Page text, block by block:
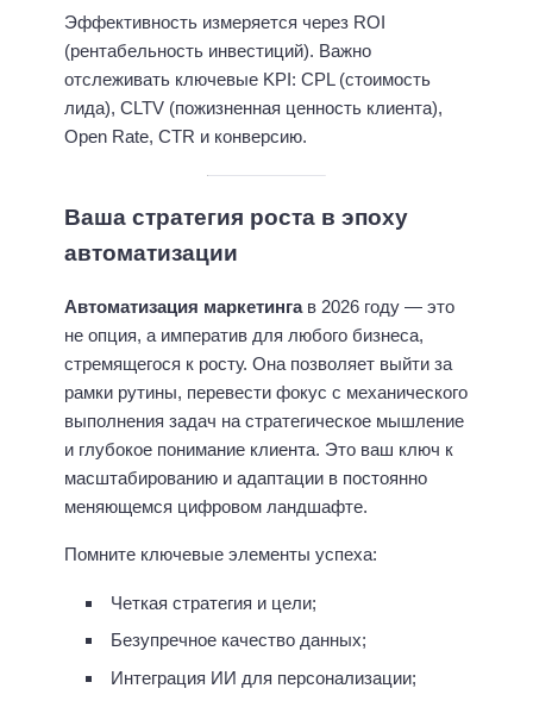
Эффективность измеряется через ROI
(рентабельность инвестиций). Важно
отслеживать ключевые KPI: CPL (стоимость
лида), CLTV (пожизненная ценность клиента),
Open Rate, CTR и конверсию.
Ваша стратегия роста в эпоху
автоматизации
Автоматизация маркетингав 2026 году — это
не опция, а императив для любого бизнеса,
стремящегося к росту. Она позволяет выйти за
рамки рутины, перевести фокус с механического
выполнения задач на стратегическое мышление
и глубокое понимание клиента. Это ваш ключ к
масштабированию и адаптации в постоянно
меняющемся цифровом ландшафте.
Помните ключевые элементы успеха:
Четкая стратегия и цели;
Безупречное качество данных;
Интеграция ИИ для персонализации;